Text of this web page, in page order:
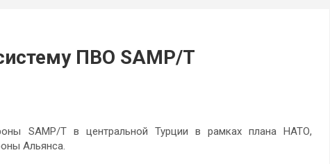
ПВО SAMP/T
SAMP/T в центральной Турции в рамках плана НАТО,
Альянса.